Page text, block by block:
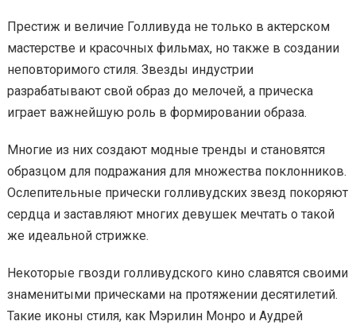
Престиж и величие Голливуда не только в актерском
мастерстве и красочных фильмах, но также в создании
неповторимого стиля. Звезды индустрии
разрабатывают свой образ до мелочей, а прическа
играет важнейшую роль в формировании образа.
Многие из них создают модные тренды и становятся
образцом для подражания для множества поклонников.
Ослепительные прически голливудских звезд покоряют
сердца и заставляют многих девушек мечтать о такой
же идеальной стрижке.
Некоторые гвозди голливудского кино славятся своими
знаменитыми прическами на протяжении десятилетий.
Такие иконы стиля, как Мэрилин Монро и Аудрей